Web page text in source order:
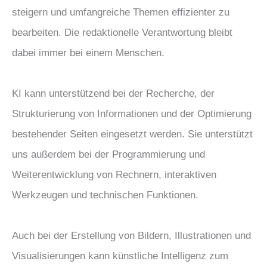
steigern und umfangreiche Themen effizienter zu
bearbeiten. Die redaktionelle Verantwortung bleibt
dabei immer bei einem Menschen.
KI kann unterstützend bei der Recherche, der
Strukturierung von Informationen und der Optimierung
bestehender Seiten eingesetzt werden. Sie unterstützt
uns außerdem bei der Programmierung und
Weiterentwicklung von Rechnern, interaktiven
Werkzeugen und technischen Funktionen.
Auch bei der Erstellung von Bildern, Illustrationen und
Visualisierungen kann künstliche Intelligenz zum